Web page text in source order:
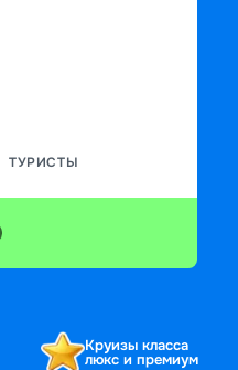
ТУРИСТЫ
Круизы класса
люкс и премиум